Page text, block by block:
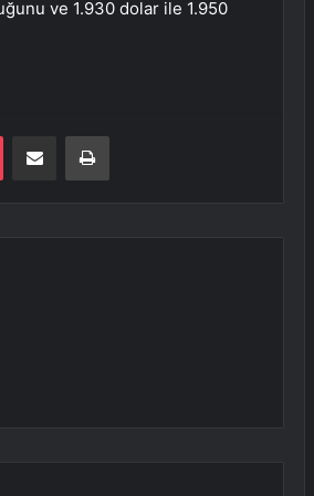
ve 1.930 dolar ile 1.950
Pocket E-Posta ile paylaş Yazdır